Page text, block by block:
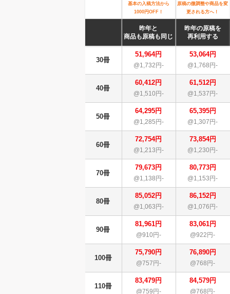
基本の入稿方法から
1000円OFF！
原稿の微調整や商品を変
更される方へ！
昨年と
商品も原稿も同じ
昨年の原稿を
再利用する
30冊
51,964円
@1,732円-
53,064円
@1,768円-
40冊
60,412円
@1,510円-
61,512円
@1,537円-
50冊
64,295円
@1,285円-
65,395円
@1,307円-
60冊
72,754円
@1,213円-
73,854円
@1,230円-
70冊
79,673円
@1,138円-
80,773円
@1,153円-
80冊
85,052円
@1,063円-
86,152円
@1,076円-
90冊
81,961円
@910円-
83,061円
@922円-
100冊
75,790円
@757円-
76,890円
@768円-
110冊
83,479円
@759円-
84,579円
@768円-